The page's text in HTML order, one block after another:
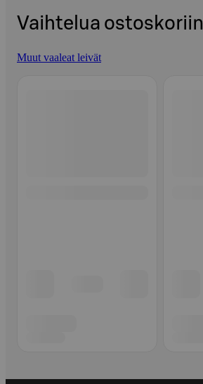
Vaihtelua ostoskoriin
Muut vaaleat leivät